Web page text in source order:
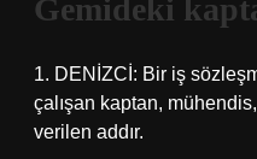
Gemideki
1. DENİZCİ: Bir iş
çalışan kaptan,
verilen addır.